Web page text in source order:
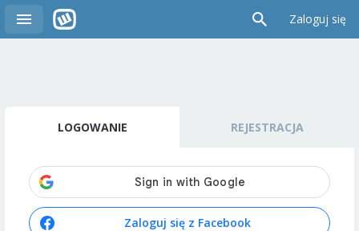
Zaloguj się
LOGOWANIE REJESTRACJA
Zaloguj się z Facebook